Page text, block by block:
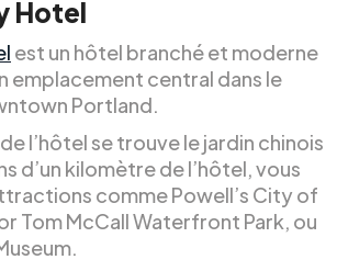
Hotel
est un hôtel branché et moderne
emplacement central dans le
Portland.
l’hôtel se trouve le jardin chinois
d’un kilomètre de l’hôtel, vous
comme Powell’s City of
Tom McCall Waterfront Park, ou